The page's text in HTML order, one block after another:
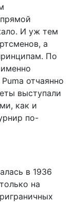
И уж тем
а
По
отчаянно
выступали
как и
по-
в 1936
на